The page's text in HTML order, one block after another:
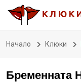
Начало Клюки
Бременната